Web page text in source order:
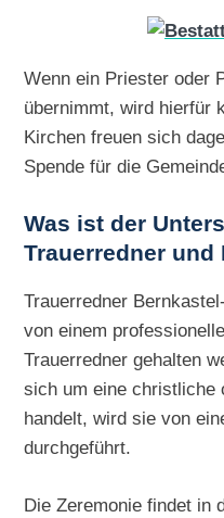
Wenn ein Priester oder
übernimmt, wird hierfür
Kirchen freuen sich
Spende für die
Was ist der
Trauerredner und
Trauerredner
von einem
Trauerredner gehalten
sich um eine christliche
handelt, wird sie von
durchgeführt.
Die Zeremonie findet in